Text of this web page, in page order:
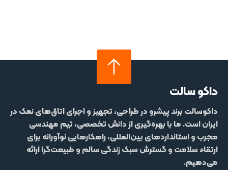
داکو سالت
داکوسالت برند پیشرو در طراحی، تجهیز و اجرای اتاق‌های نمک در
ایران است. ما با بهره‌گیری از دانش تخصصی، تیم مهندسی
مجرب و استانداردهای بین‌المللی، راهکارهایی نوآورانه برای
ارتقاء سلامت و گسترش سبک زندگی سالم و طبیعت‌گرا ارائه
می‌دهیم.